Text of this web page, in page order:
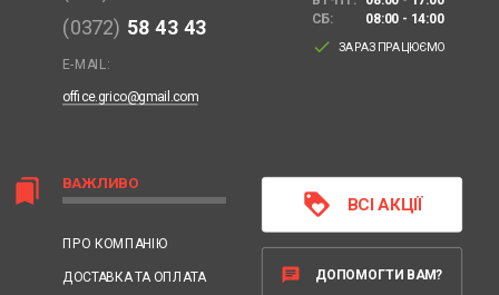
bookmarks ВАЖЛИВО
ПРО КОМПАНІЮ
ДОСТАВКА ТА ОПЛАТА
(0372) 58 43 43
E-MAIL:
office.grico@gmail.com
СБ:
08:00 - 14:00
done ЗАРАЗ ПРАЦЮЄМО
loyalty ВСІ АКЦІЇ
chat ДОПОМОГТИ ВАМ?